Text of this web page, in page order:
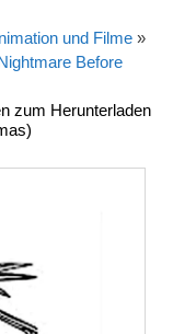
und Filme »
Before
zum Herunterladen